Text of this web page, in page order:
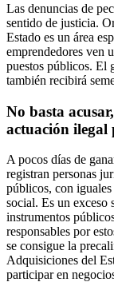
Las denuncias de
sentido de justicia.
Estado es un área
emprendedores ven
puestos públicos. El
también recibirá
No basta
actuación ilegal
A pocos días de
registran personas
públicos, con
social. Es un exceso
instrumentos
responsables por
se consigue la
Adquisiciones del
participar en